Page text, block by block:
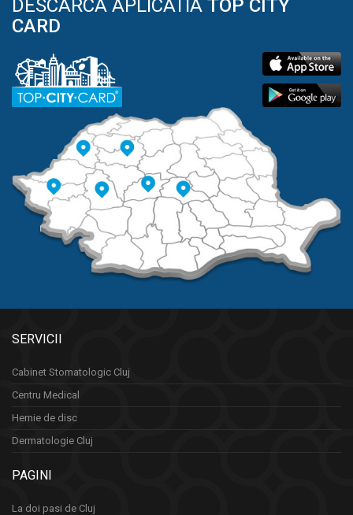
DESCARCA APLICATIA TOP CITY
CARD
SERVICII
Cabinet Stomatologic Cluj
Centru Medical
Hernie de disc
Dermatologie Cluj
PAGINI
La doi pasi de Cluj